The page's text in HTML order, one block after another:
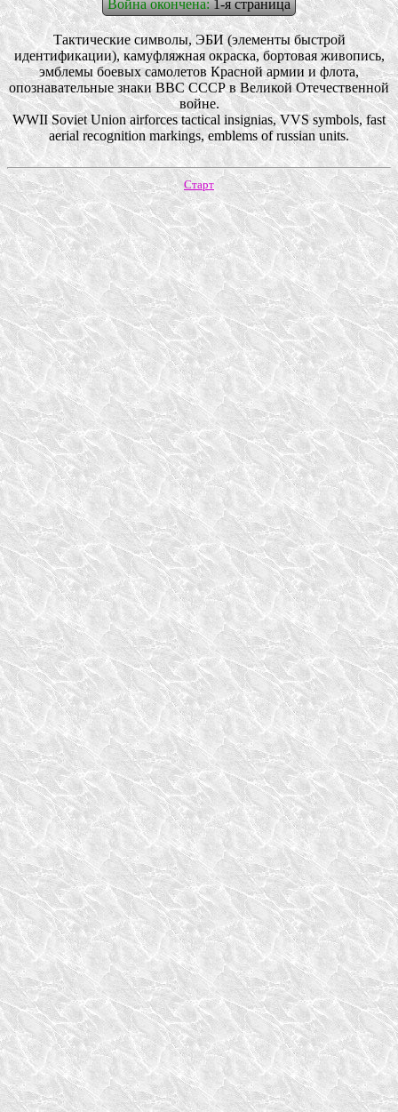
Война окончена:1-я страница
Тактические символы, ЭБИ (элементы быстрой
идентификации), камуфляжная окраска, бортовая живопись,
эмблемы боевых самолетов Красной армии и флота,
опознавательные знаки ВВС СССР в Великой Отечественной
войне.
WWII Soviet Union airforces tactical insignias, VVS symbols, fast
aerial recognition markings, emblems of russian units.
Старт